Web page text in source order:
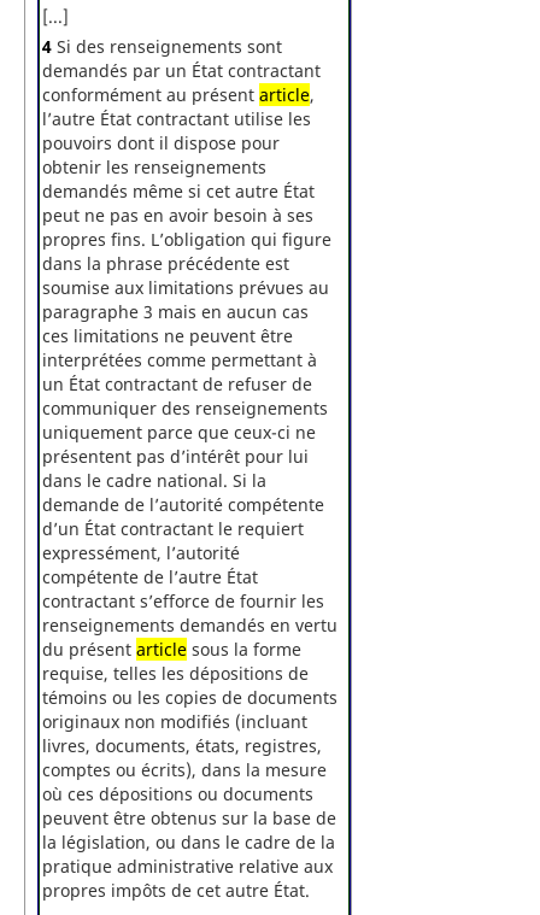
[...]
4 Si des renseignements sont
demandés par un État contractant
conformément au présent article,
l’autre État contractant utilise les
pouvoirs dont il dispose pour
obtenir les renseignements
demandés même si cet autre État
peut ne pas en avoir besoin à ses
propres fins. L’obligation qui figure
dans la phrase précédente est
soumise aux limitations prévues au
paragraphe 3 mais en aucun cas
ces limitations ne peuvent être
interprétées comme permettant à
un État contractant de refuser de
communiquer des renseignements
uniquement parce que ceux-ci ne
présentent pas d’intérêt pour lui
dans le cadre national. Si la
demande de l’autorité compétente
d’un État contractant le requiert
expressément, l’autorité
compétente de l’autre État
contractant s’efforce de fournir les
renseignements demandés en vertu
du présent article sous la forme
requise, telles les dépositions de
témoins ou les copies de documents
originaux non modifiés (incluant
livres, documents, états, registres,
comptes ou écrits), dans la mesure
où ces dépositions ou documents
peuvent être obtenus sur la base de
la législation, ou dans le cadre de la
pratique administrative relative aux
propres impôts de cet autre État.